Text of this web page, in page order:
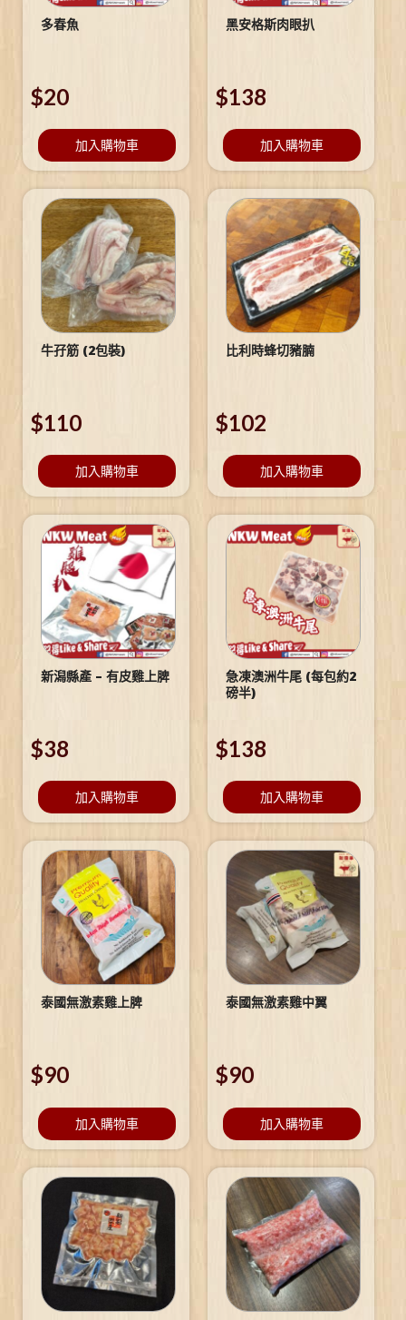
多春魚
$20
加入購物車
黑安格斯肉眼扒
$138
加入購物車
牛孖筋 (2包裝)
$110
加入購物車
比利時蜂切豬腩
$102
加入購物車
新潟縣產 – 有皮雞上脾
$38
加入購物車
急凍澳洲牛尾 (每包約2
磅半)
$138
加入購物車
泰國無激素雞上脾
$90
加入購物車
泰國無激素雞中翼
$90
加入購物車